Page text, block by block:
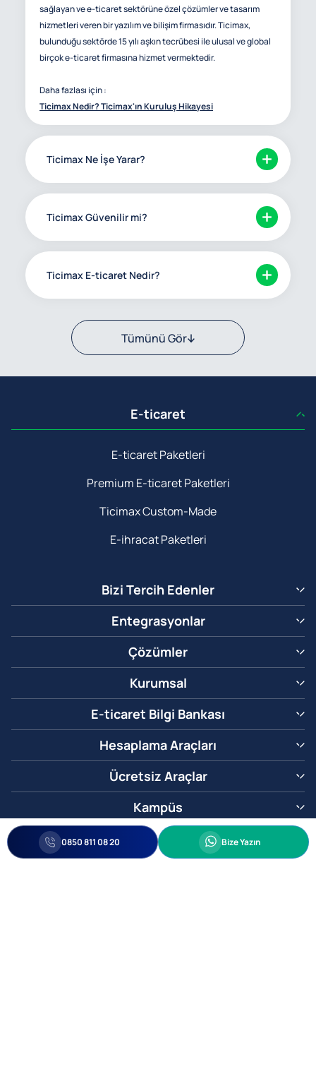
sağlayan ve e-ticaret sektörüne özel çözümler ve tasarım
hizmetleri veren bir yazılım ve bilişim firmasıdır. Ticimax,
bulunduğu sektörde 15 yılı aşkın tecrübesi ile ulusal ve global
birçok e-ticaret firmasına hizmet vermektedir.
Daha fazlası için :
Ticimax Nedir? Ticimax'ın Kuruluş Hikayesi
Ticimax Ne İşe Yarar?
Ticimax Güvenilir mi?
Ticimax E-ticaret Nedir?
Tümünü Gör
E-ticaret
E-ticaret Paketleri
Premium E-ticaret Paketleri
Ticimax Custom-Made
E-ihracat Paketleri
Bizi Tercih Edenler
Entegrasyonlar
Çözümler
Kurumsal
E-ticaret Bilgi Bankası
Hesaplama Araçları
Ücretsiz Araçlar
Kampüs
0850 811 08 20 Whatsapp
Bize Yazın
0850 811 08 20